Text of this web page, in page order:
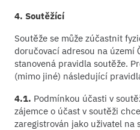
4. Soutěžící
Soutěže se může zúčastnit
doručovací adresou na území
stanovená pravidla soutěže.
(mimo jiné) následující
4.1. Podmínkou účasti v
zájemce o účast v soutěži
zaregistrován jako uživatel na